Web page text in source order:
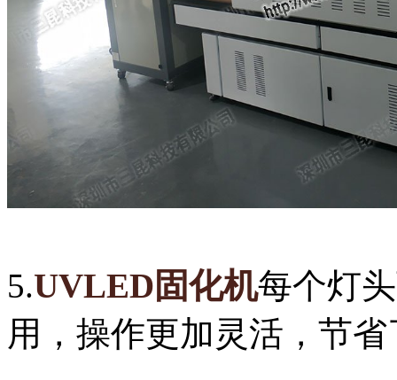
5.UVLED固化机每个灯
用，操作更加灵活，节